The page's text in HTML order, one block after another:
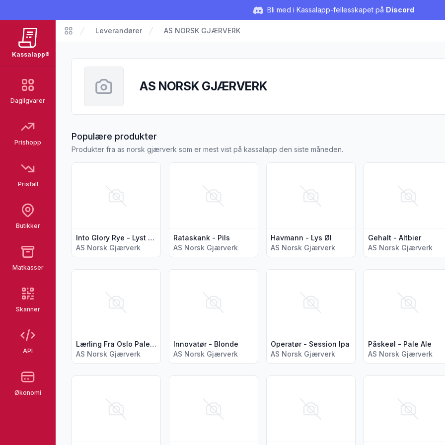
Bli med i Kassalapp-fellesskapet på Discord
Kassalapp®
Dagligvarer
Prishopp
Prisfall
Butikker
Matkasser
Skanner
API
Økonomi
Kassalapp
Leverandører AS NORSK GJÆRVERK
AS NORSK GJÆRVERK
Populære produkterfra AS NORSK GJÆRVERK
Produkter fra as norsk gjærverk som er mest vist på kassalapp den siste måneden.
Into Glory Rye - Lyst Rugøl
AS Norsk Gjærverk
Rataskank - Pils
AS Norsk Gjærverk
Havmann - Lys Øl
AS Norsk Gjærverk
Gehalt - Altbier
AS Norsk Gjærverk
Lærling Fra Oslo Pale Ale
AS Norsk Gjærverk
Vis flere detaljer for produktet "Lærling Fra Oslo Pale Ale"
Innovatør - Blonde
AS Norsk Gjærverk
Vis flere detaljer for produktet "Innovatør - Blonde"
Operatør - Session Ipa
AS Norsk Gjærverk
Vis flere detaljer for produktet "Operatør - Session
Påskeøl - Pale Ale
AS Norsk Gjærverk
Vis flere detaljer for